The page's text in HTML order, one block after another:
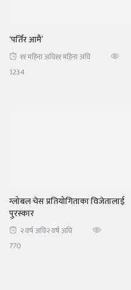
‘पर्तिर आमै’
११ महिना अघि११ महिना अघि
1234
ग्लोबल चेस प्रतियोगिताका विजेतालाई
पुरस्कार
२ वर्ष अघि२ वर्ष अघि
770